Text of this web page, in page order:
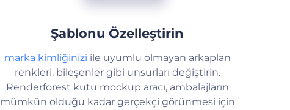
Şablonu Özelleştirin
marka kimliğinizi ile uyumlu olmayan arkaplan
renkleri, bileşenler gibi unsurları değiştirin.
Renderforest kutu mockup aracı, ambalajların
mümkün olduğu kadar gerçekçi görünmesi için